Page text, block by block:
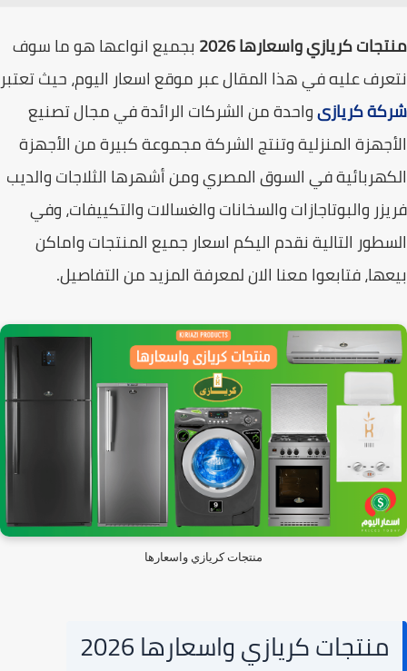
كريازي واسعارها 2026
بجميع انواعها هو ما سوف
عليه في هذا المقال عبر موقع اسعار اليوم، حيث تعتبر
كريازىواحدة من الشركات الرائدة في مجال تصنيع
المنزلية وتنتج الشركة مجموعة كبيرة من الأجهزة
في السوق المصري ومن أشهرها الثلاجات والديب
والبوتاجازات والسخانات والغسالات والتكييفات، وفي
التالية نقدم اليكم اسعار جميع المنتجات واماكن
فتابعوا معنا الان لمعرفة المزيد من التفاصيل.
منتجات كريازي واسعارها
منتجات كريازي واسعارها 2026